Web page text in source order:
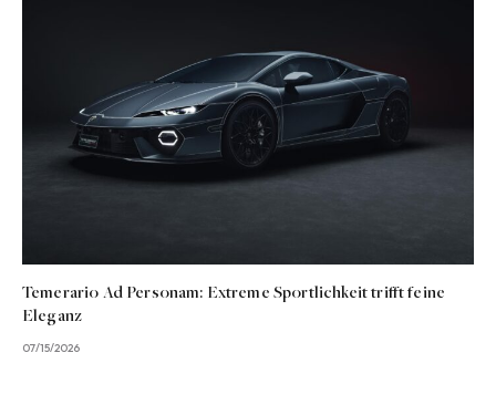
Temerario Ad Personam: Extreme Sportlichkeit trifft feine
Eleganz
07/15/2026